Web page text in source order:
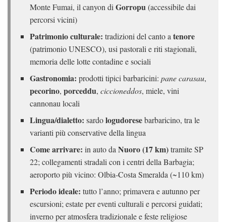
Monte Fumai, il canyon di Gorropu(accessibile dai
percorsi vicini)
Patrimonio culturale: tradizioni del canto a tenore
(patrimonio UNESCO), usi pastorali e riti stagionali,
memoria delle lotte contadine e sociali
Gastronomia: prodotti tipici barbaricini: pane carasau,
pecorino, porceddu, ciccioneddos, miele, vini
cannonau locali
Lingua/dialetto: sardologudoresebarbaricino, tra le
varianti più conservative della lingua
Come arrivare: in auto da Nuoro (17 km)tramite SP
22; collegamenti stradali con i centri della Barbagia;
aeroporto più vicino: Olbia-Costa Smeralda (~110 km)
Periodo ideale: tutto l’anno; primavera e autunno per
escursioni; estate per eventi culturali e percorsi guidati;
inverno per atmosfera tradizionale e feste religiose